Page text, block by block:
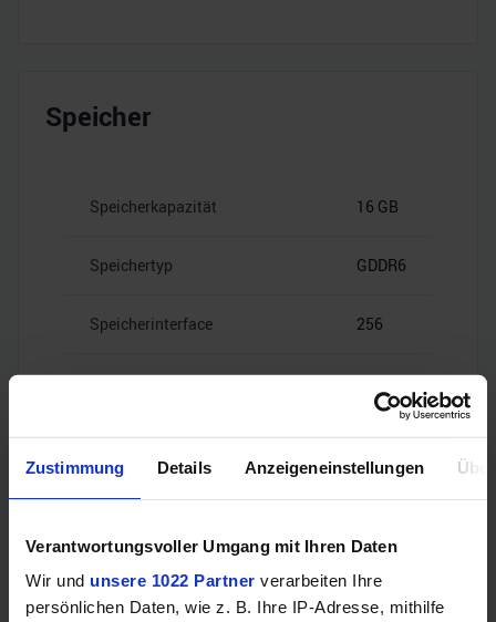
Zustimmung Details Anzeigeneinstellungen
Verantwortungsvoller Umgang mit Ihren Daten
Wir und unsere 1022 Partner verarbeiten Ihre
persönlichen Daten, wie z. B. Ihre IP-Adresse, mithilfe
Speicher
Speicherkapazität 16 GB
Speichertyp GDDR6
Speicherinterface 256
20
Gbps
Videoanschlüsse